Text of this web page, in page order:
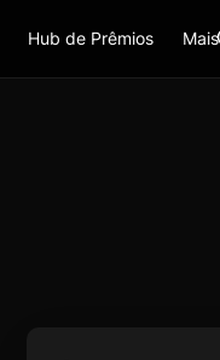
Hub de Prêmios Mais